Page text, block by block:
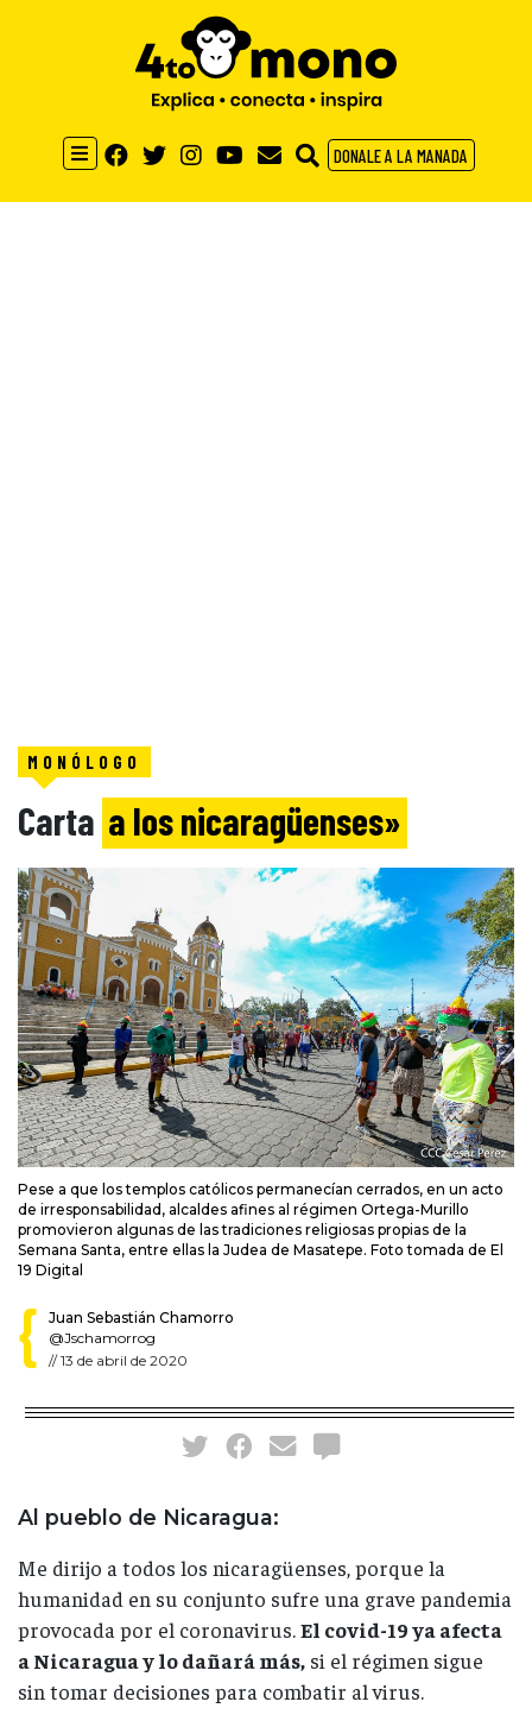
DONALE A LA MANADA
MONÓLOGO
Carta a los nicaragüenses»
Pese a que los templos católicos permanecían cerrados, en un acto
de irresponsabilidad, alcaldes afines al régimen Ortega-Murillo
promovieron algunas de las tradiciones religiosas propias de la
Semana Santa, entre ellas la Judea de Masatepe. Foto tomada de El
19 Digital
Juan Sebastián Chamorro
@Jschamorrog
//13 de abril de 2020
Al pueblo de Nicaragua:
Me dirijo a todos los nicaragüenses, porque la
humanidad en su conjunto sufre una grave pandemia
provocada por el coronavirus.El covid-19 ya afecta
a Nicaragua y lo dañará más, si el régimen sigue
sin tomar decisiones para combatir al virus.